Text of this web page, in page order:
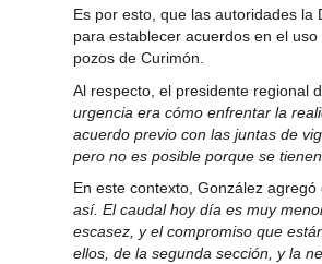
Es por esto, que las autoridades la
para establecer acuerdos en el
pozos de Curimón.
Al respecto, el presidente regional
urgencia era cómo enfrentar la
acuerdo previo con las juntas de
pero no es posible porque se
En este contexto, González agregó
así. El caudal hoy día es muy
escasez, y el compromiso que
ellos, de la segunda sección, y la